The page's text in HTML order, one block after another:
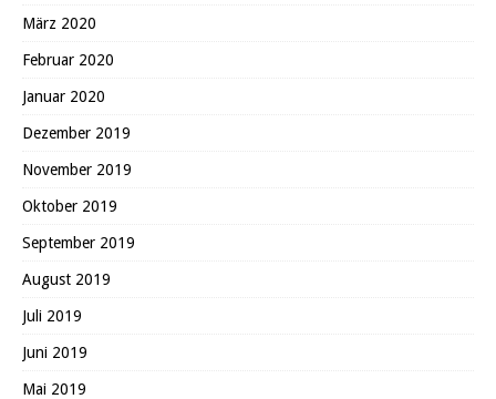
März 2020
Februar 2020
Januar 2020
Dezember 2019
November 2019
Oktober 2019
September 2019
August 2019
Juli 2019
Juni 2019
Mai 2019